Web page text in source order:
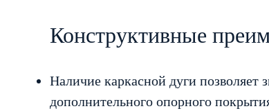
Конструктивные
Наличие каркасной дуги позволяет
дополнительного опорного